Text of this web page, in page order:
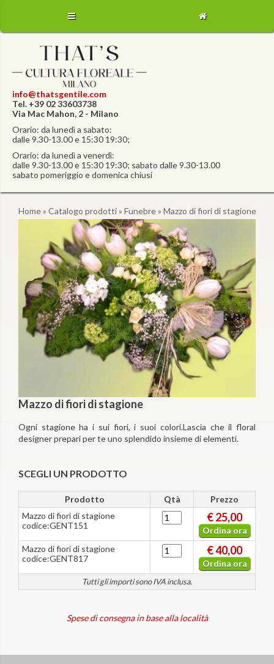
info@thatsgentile.com
Tel. +39 02 33603738
Via Mac Mahon, 2 - Milano
Orario: da lunedì a sabato:
dalle 9.30-13.00 e 15:30 19:30;
Orario: da lunedì a venerdì:
dalle 9.30-13.00 e 15:30 19:30; sabato dalle 9.30-13.00
sabato pomeriggio e domenica chiusi
Home» Catalogo prodotti» Funebre» Mazzo di fiori di stagione
Mazzo di fiori di stagione
Ogni stagione ha i sui fiori, i suoi colori.Lascia che il floral
designer prepari per te uno splendido insieme di elementi.
SCEGLI UN PRODOTTO
Prodotto Qtà Prezzo
Tutti gli importi sono IVA inclusa.
Mazzo di fiori di stagione
codice:GENT151
€ 25,00
Ordina ora
Mazzo di fiori di stagione
codice:GENT817
€ 40,00
Ordina ora
Spese di consegna in base alla località